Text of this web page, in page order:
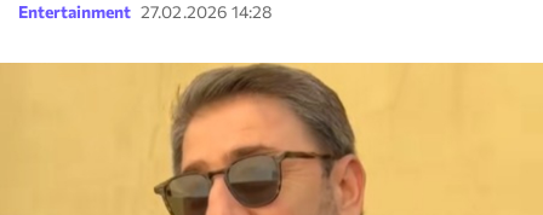
Entertainment 27.02.2026 14:28